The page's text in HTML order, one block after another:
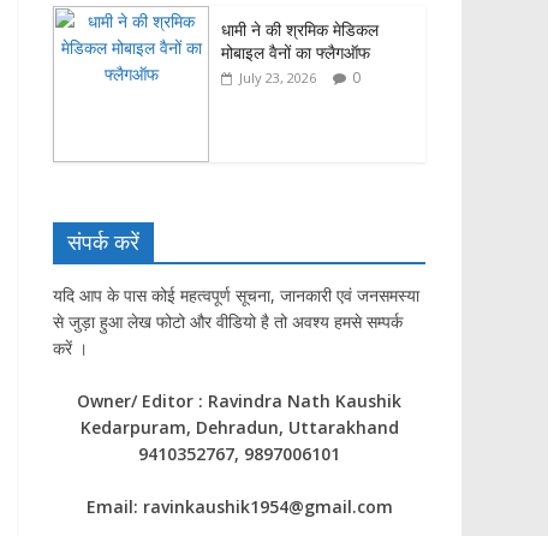
धामी ने की श्रमिक मेडिकल
मोबाइल वैनों का फ्लैगऑफ
July 23, 2026 0
संपर्क करें
यदि आप के पास कोई महत्वपूर्ण सूचना, जानकारी एवं जनसमस्या
से जुड़ा हुआ लेख फोटो और वीडियो है तो अवश्य हमसे सम्पर्क
करें ।
Owner/ Editor : Ravindra Nath Kaushik
Kedarpuram, Dehradun, Uttarakhand
9410352767, 9897006101
Email: ravinkaushik1954@gmail.com